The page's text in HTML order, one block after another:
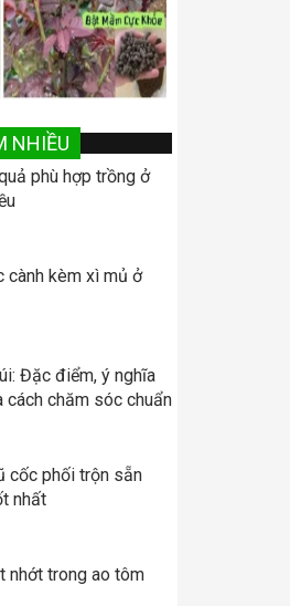
NHIỀU
phù hợp trồng ở
cành kèm xì mủ ở
Đặc điểm, ý nghĩa
cách chăm sóc chuẩn
cốc phối trộn sẵn
nhất
nhớt trong ao tôm